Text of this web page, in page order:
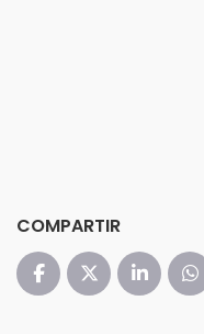
COMPARTIR